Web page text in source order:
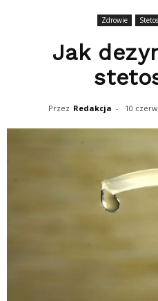
Zdrowie
Jak
Przez Redakcja - 10